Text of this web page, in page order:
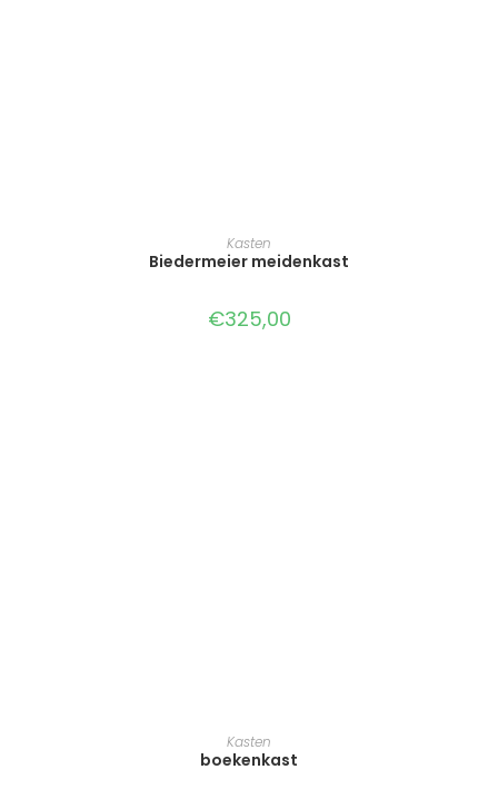
TOEVOEGEN AAN WINKELWAGEN
Kasten
Biedermeier meidenkast
€325,00
TOEVOEGEN AAN WINKELWAGEN
Kasten
boekenkast